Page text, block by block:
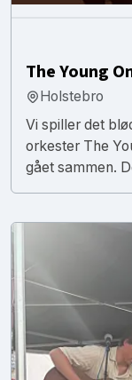
The Young
Holstebro
Vi spiller det
orkester The
gået sammen.